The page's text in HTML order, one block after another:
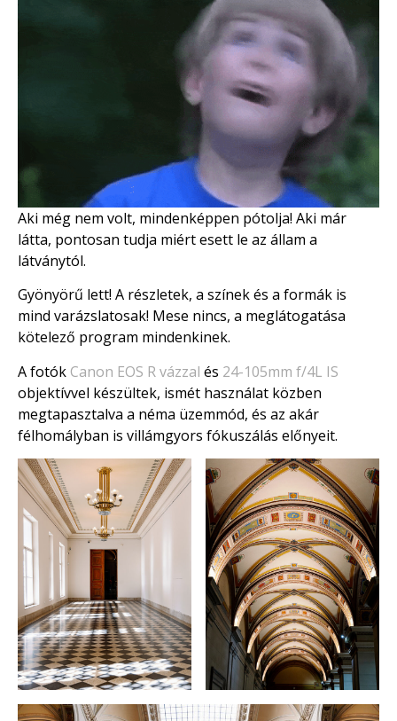
Aki még nem volt, mindenképpen pótolja! Aki már
látta, pontosan tudja miért esett le az állam a
látványtól.
Gyönyörű lett! A részletek, a színek és a formák is
mind varázslatosak! Mese nincs, a meglátogatása
kötelező program mindenkinek.
A fotók Canon EOS R vázzal és 24-105mm f/4L IS
objektívvel készültek, ismét használat közben
megtapasztalva a néma üzemmód, és az akár
félhomályban is villámgyors fókuszálás előnyeit.